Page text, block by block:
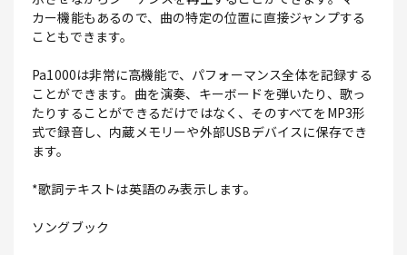
カー機能もあるので、曲の特定の位置に直接ジャンプする
こともできます。
Pa1000は非常に高機能で、パフォーマンス全体を記録する
ことができます。曲を演奏、キーボードを弾いたり、歌っ
たりすることができるだけではなく、そのすべてをMP3形
式で録音し、内蔵メモリーや外部USBデバイスに保存でき
ます。
*歌詞テキストは英語のみ表示します。
ソングブック